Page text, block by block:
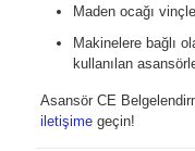
Maden ocağı
Makinelere bağlı
kullanılan
Asansör CE
iletişimegeçin!